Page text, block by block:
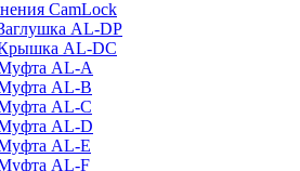
CamLock
AL-DP
AL-DC
AL-A
AL-B
AL-C
AL-D
AL-E
AL-F